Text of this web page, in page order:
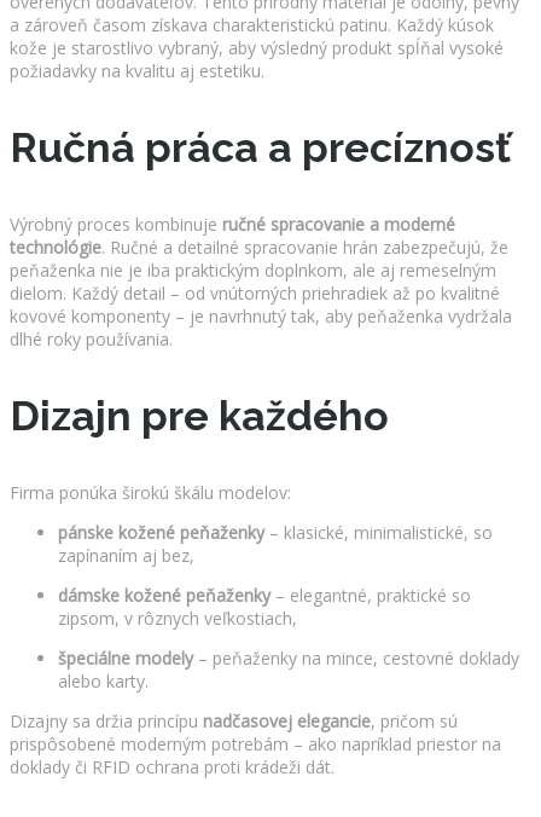
a zároveň časom získava charakteristickú patinu. Každý kúsok
kože je starostlivo vybraný, aby výsledný produkt spĺňal vysoké
požiadavky na kvalitu aj estetiku.
Ručná práca a precíznosť
Výrobný proces kombinuje ručné spracovanie a moderné
technológie. Ručné a detailné spracovanie hrán zabezpečujú, že
peňaženka nie je iba praktickým doplnkom, ale aj remeselným
dielom. Každý detail – od vnútorných priehradiek až po kvalitné
kovové komponenty – je navrhnutý tak, aby peňaženka vydržala
dlhé roky používania.
Dizajn pre každého
Firma ponúka širokú škálu modelov:
pánske kožené peňaženky– klasické, minimalistické, so
zapínaním aj bez,
dámske kožené peňaženky– elegantné, praktické so
zipsom, v rôznych veľkostiach,
špeciálne modely– peňaženky na mince, cestovné doklady
alebo karty.
Dizajny sa držia princípu nadčasovej elegancie, pričom sú
prispôsobené moderným potrebám – ako napríklad priestor na
doklady či RFID ochrana proti krádeži dát.